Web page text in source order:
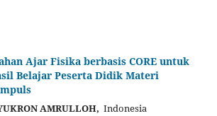
Ajar Fisika berbasis CORE untuk
Belajar Peserta Didik Materi
AMRULLOH, Indonesia